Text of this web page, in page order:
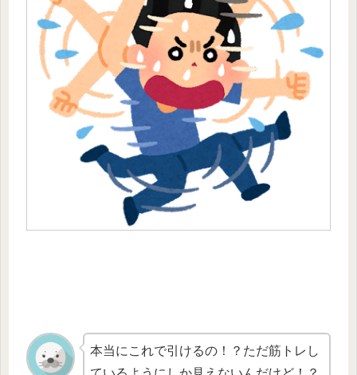
本当にこれで引けるの！？ただ筋トレし